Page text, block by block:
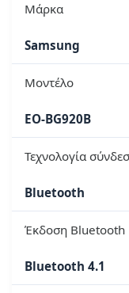
Μάρκα
Samsung
Μοντέλο
EO-BG920B
Τεχνολογία
Bluetooth
Έκδοση Bluetooth
Bluetooth 4.1